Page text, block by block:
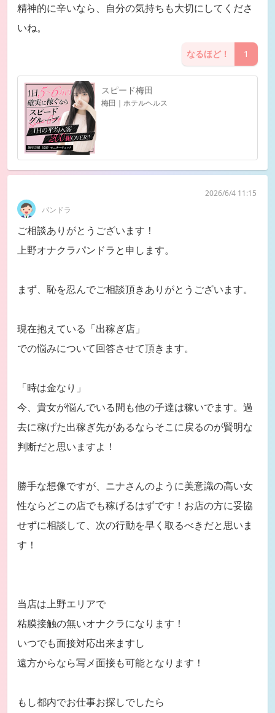
精神的に辛いなら、自分の気持ちも大切にしてくださ
いね。
なるほど！ 1
スピード梅田
梅田｜ホテルヘルス
パンドラ
2026/6/4 11:15
ご相談ありがとうございます！
上野オナクラパンドラと申します。
まず、恥を忍んでご相談頂きありがとうございます。
現在抱えている「出稼ぎ店」
での悩みについて回答させて頂きます。
「時は金なり」
今、貴女が悩んでいる間も他の子達は稼いでます。過
去に稼げた出稼ぎ先があるならそこに戻るのが賢明な
判断だと思いますよ！
勝手な想像ですが、ニナさんのように美意識の高い女
性ならどこの店でも稼げるはずです！お店の方に妥協
せずに相談して、次の行動を早く取るべきだと思いま
す！
当店は上野エリアで
粘膜接触の無いオナクラになります！
いつでも面接対応出来ますし
遠方からなら写メ面接も可能となります！
もし都内でお仕事お探しでしたら